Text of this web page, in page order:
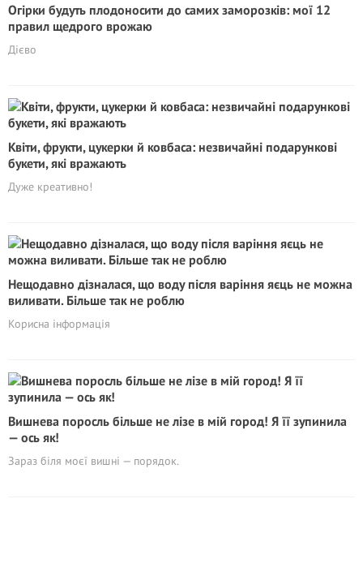
Огірки будуть плодоносити до самих заморозків: мої 12
правил щедрого врожаю
Дієво
Квіти, фрукти, цукерки й ковбаса: незвичайні подарункові
букети, які вражають
Дуже креативно!
Нещодавно дізналася, що воду після варіння яєць не можна
виливати. Більше так не роблю
Корисна інформація
Вишнева поросль більше не лізе в мій город! Я її зупинила
— ось як!
Зараз біля моєї вишні — порядок.